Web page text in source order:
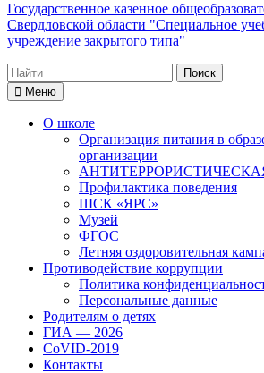
Государственное казенное
Свердловской области "Специальное
учреждение закрытого типа"
Поиск
по:Меню
О школе
Организация питания в
организации
Профилактика поведения
ШСК «ЯРС»
Музей
ФГОС
Летняя оздоровительная
Противодействие коррупции
Политика
Персональные данные
Родителям о детях
ГИА — 2026
CoVID-2019
Контакты